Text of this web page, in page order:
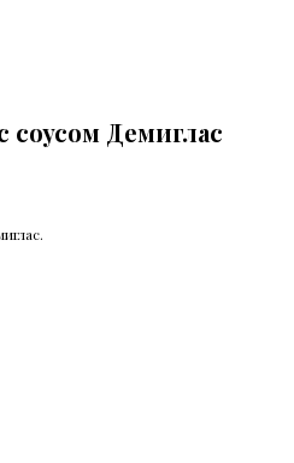
соусом Демиглас